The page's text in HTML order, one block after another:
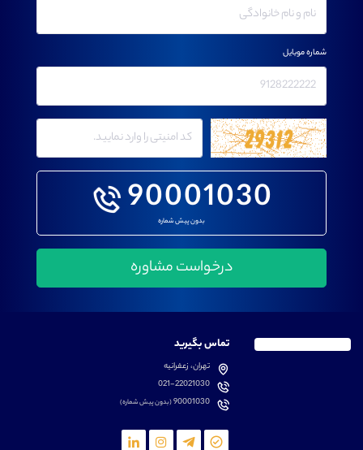
90001030
بدون پیش شماره
شماره موبایل
تماس بگیرید
تهران، زعفرانیه
021-22021030
90001030(بدون پیش شماره)